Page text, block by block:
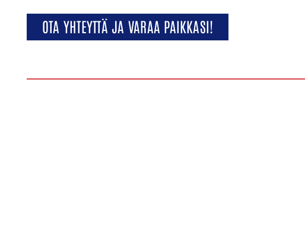
OTA YHTEYTTÄ JA VARAA PAIKKASI!